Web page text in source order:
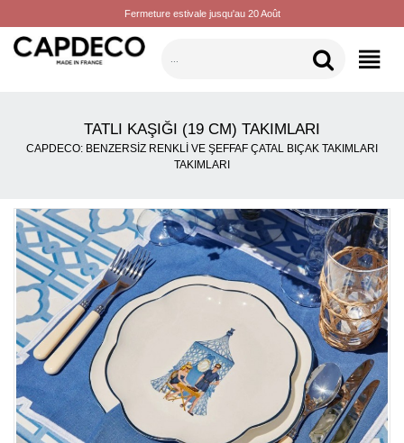
Fermeture estivale jusqu'au 20 Août
KATEGORILER
TATLI KAŞIĞI (19 CM) TAKIMLARI
CAPDECO: BENZERSIZ RENKLI VE ŞEFFAF ÇATAL BIÇAK TAKIMLARI
TAKIMLARI